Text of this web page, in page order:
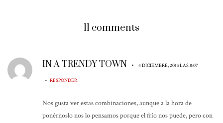
11 comments
IN A TRENDY TOWN • 4 DICIEMBRE, 2013 LAS 8:07
• RESPONDER
Nos gusta ver estas combinaciones, aunque a la hora de
ponérnoslo nos lo pensamos porque el frío nos puede, pero con